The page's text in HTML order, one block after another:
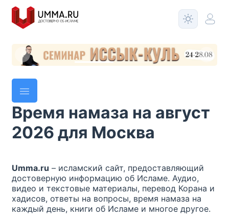
Время намаза на август
2026 для Москва
Umma.ru – исламский сайт, предоставляющий
достоверную информацию об Исламе. Аудио,
видео и текстовые материалы, перевод Корана и
хадисов, ответы на вопросы, время намаза на
каждый день, книги об Исламе и многое другое.